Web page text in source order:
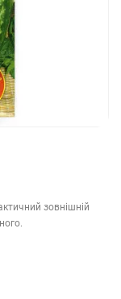
зовнішній